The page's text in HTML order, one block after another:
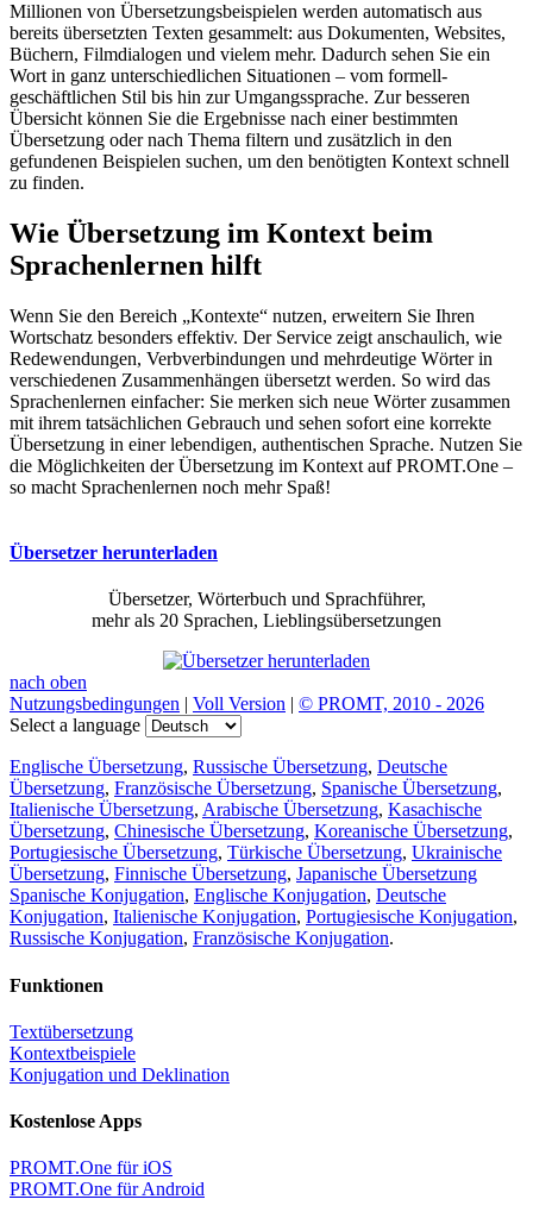
Millionen von Übersetzungsbeispielen werden automatisch aus
bereits übersetzten Texten gesammelt: aus Dokumenten, Websites,
Büchern, Filmdialogen und vielem mehr. Dadurch sehen Sie ein
Wort in ganz unterschiedlichen Situationen – vom formell-
geschäftlichen Stil bis hin zur Umgangssprache. Zur besseren
Übersicht können Sie die Ergebnisse nach einer bestimmten
Übersetzung oder nach Thema filtern und zusätzlich in den
gefundenen Beispielen suchen, um den benötigten Kontext schnell
zu finden.
Wie Übersetzung im Kontext beim
Sprachenlernen hilft
Wenn Sie den Bereich „Kontexte“ nutzen, erweitern Sie Ihren
Wortschatz besonders effektiv. Der Service zeigt anschaulich, wie
Redewendungen, Verbverbindungen und mehrdeutige Wörter in
verschiedenen Zusammenhängen übersetzt werden. So wird das
Sprachenlernen einfacher: Sie merken sich neue Wörter zusammen
mit ihrem tatsächlichen Gebrauch und sehen sofort eine korrekte
Übersetzung in einer lebendigen, authentischen Sprache. Nutzen Sie
die Möglichkeiten der Übersetzung im Kontext auf PROMT.One –
so macht Sprachenlernen noch mehr Spaß!
Übersetzer herunterladen
Übersetzer, Wörterbuch und Sprachführer,
mehr als 20 Sprachen, Lieblingsübersetzungen
nach oben
Nutzungsbedingungen | Voll Version | © PROMT, 2010 - 2026
Select a language
Englische Übersetzung, Russische Übersetzung, Deutsche
Übersetzung, Französische Übersetzung, Spanische Übersetzung,
Italienische Übersetzung, Arabische Übersetzung, Kasachische
Übersetzung, Chinesische Übersetzung, Koreanische Übersetzung,
Portugiesische Übersetzung, Türkische Übersetzung, Ukrainische
Übersetzung, Finnische Übersetzung, Japanische Übersetzung
Spanische Konjugation, Englische Konjugation, Deutsche
Konjugation, Italienische Konjugation, Portugiesische Konjugation,
Russische Konjugation, Französische Konjugation.
Funktionen
Textübersetzung
Kontextbeispiele
Konjugation und Deklination
Kostenlose Apps
PROMT.One für iOS
PROMT.One für Android